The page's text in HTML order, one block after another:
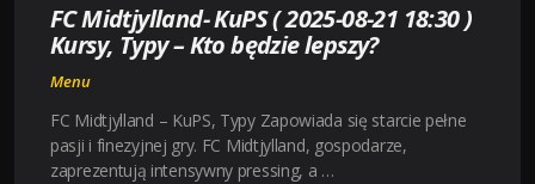
FC Midtjylland- KuPS ( 2025-08-21 18:30 )
Kursy, Typy – Kto będzie lepszy?
Menu
FC Midtjylland – KuPS, Typy Zapowiada się starcie pełne
pasji i finezyjnej gry. FC Midtjylland, gospodarze,
zaprezentują intensywny pressing, a …